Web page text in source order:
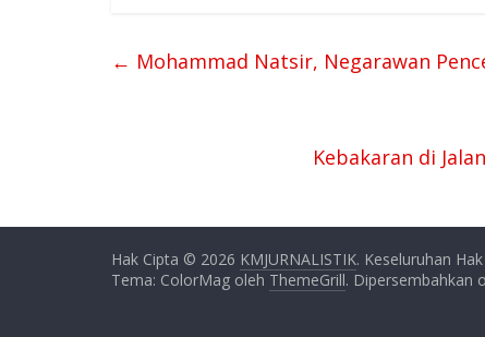
← Mohammad Natsir, Negarawan
Kebakaran di
Hak Cipta © 2026 KMJURNALISTIK. Keseluruhan
Tema: ColorMag oleh ThemeGrill. Dipersembahkan